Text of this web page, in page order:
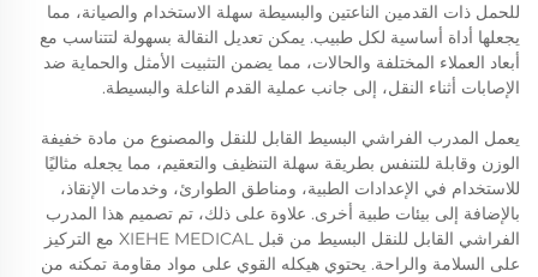
للحمل ذات القدمين الناعتين والبسيطة سهلة الاستخدام والصيانة، مما
يجعلها أداة أساسية لكل طبيب. يمكن تعديل النقالة بسهولة لتتناسب مع
أبعاد العملاء المختلفة والحالات، مما يضمن التثبيت الأمثل والحماية ضد
الإصابات أثناء النقل، إلى جانب عملية القدم الناعلة والبسيطة.
يعمل المدرب الفراشي البسيط القابل للنقل والمصنوع من مادة خفيفة
الوزن وقابلة للتنفس بطريقة سهلة التنظيف والتعقيم، مما يجعله مثاليًا
للاستخدام في الإعدادات الطبية، ومناطق الطوارئ، وخدمات الإنقاذ،
بالإضافة إلى بيئات طبية أخرى. علاوة على ذلك، تم تصميم هذا المدرب
الفراشي القابل للنقل البسيط من قبل XIEHE MEDICAL مع التركيز
على السلامة والراحة. يحتوي هيكله القوي على مواد مقاومة تمكنه من